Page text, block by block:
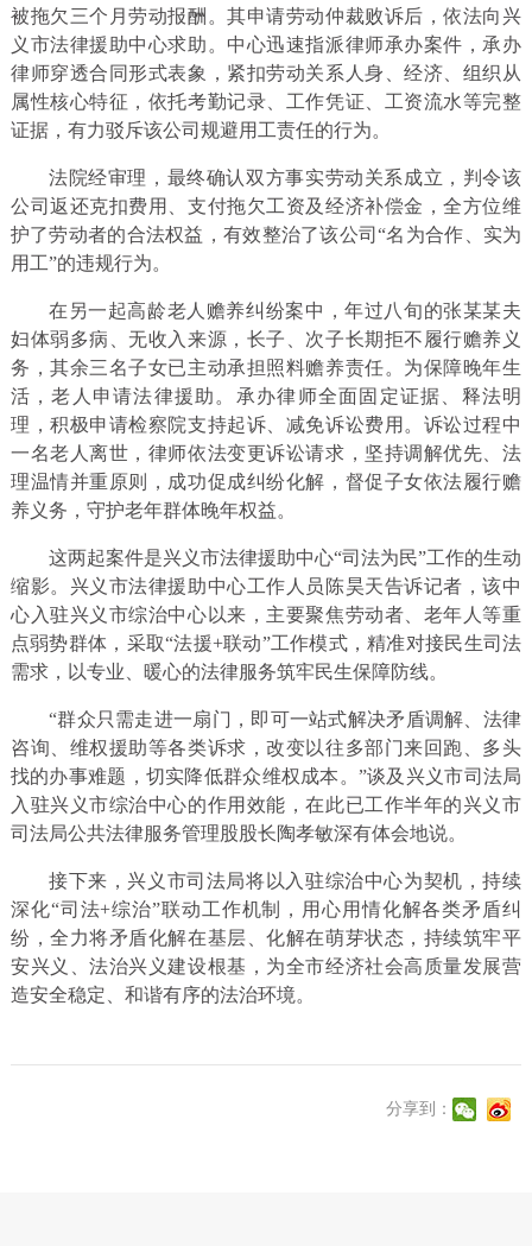
被拖欠三个月劳动报酬。其申请劳动仲裁败诉后，依法向兴
义市法律援助中心求助。中心迅速指派律师承办案件，承办
律师穿透合同形式表象，紧扣劳动关系人身、经济、组织从
属性核心特征，依托考勤记录、工作凭证、工资流水等完整
证据，有力驳斥该公司规避用工责任的行为。
法院经审理，最终确认双方事实劳动关系成立，判令该
公司返还克扣费用、支付拖欠工资及经济补偿金，全方位维
护了劳动者的合法权益，有效整治了该公司“名为合作、实为
用工”的违规行为。
在另一起高龄老人赡养纠纷案中，年过八旬的张某某夫
妇体弱多病、无收入来源，长子、次子长期拒不履行赡养义
务，其余三名子女已主动承担照料赡养责任。为保障晚年生
活，老人申请法律援助。承办律师全面固定证据、释法明
理，积极申请检察院支持起诉、减免诉讼费用。诉讼过程中
一名老人离世，律师依法变更诉讼请求，坚持调解优先、法
理温情并重原则，成功促成纠纷化解，督促子女依法履行赡
养义务，守护老年群体晚年权益。
这两起案件是兴义市法律援助中心“司法为民”工作的生动
缩影。兴义市法律援助中心工作人员陈昊天告诉记者，该中
心入驻兴义市综治中心以来，主要聚焦劳动者、老年人等重
点弱势群体，采取“法援+联动”工作模式，精准对接民生司法
需求，以专业、暖心的法律服务筑牢民生保障防线。
“群众只需走进一扇门，即可一站式解决矛盾调解、法律
咨询、维权援助等各类诉求，改变以往多部门来回跑、多头
找的办事难题，切实降低群众维权成本。”谈及兴义市司法局
入驻兴义市综治中心的作用效能，在此已工作半年的兴义市
司法局公共法律服务管理股股长陶孝敏深有体会地说。
接下来，兴义市司法局将以入驻综治中心为契机，持续
深化“司法+综治”联动工作机制，用心用情化解各类矛盾纠
纷，全力将矛盾化解在基层、化解在萌芽状态，持续筑牢平
安兴义、法治兴义建设根基，为全市经济社会高质量发展营
造安全稳定、和谐有序的法治环境。
分享到：